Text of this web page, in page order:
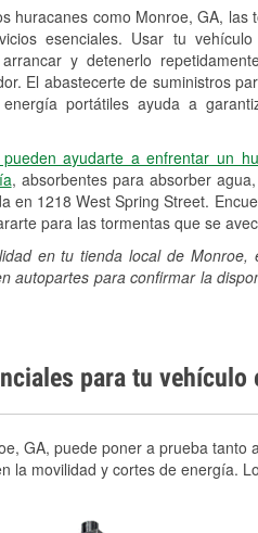
huracanes como Monroe, GA,
esenciales. Usar tu
y detenerlo
El abastecerte de suministros
portátiles ayuda a
ayudarte a enfrentar un
, absorbentes para absorber agua,
en 1218 West Spring Street.
para las tormentas que se
en tu tienda local de
autopartes para confirmar la
para tu vehículo
GA, puede poner a prueba
la movilidad y cortes de energía.